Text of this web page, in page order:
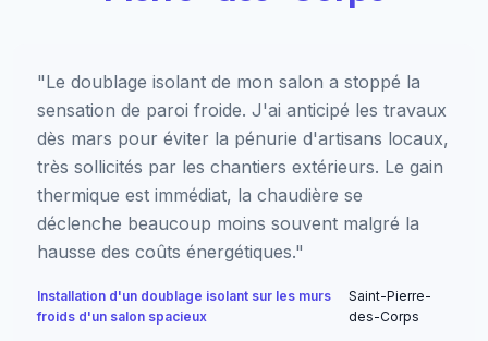
"Le doublage isolant de mon salon a stoppé la
sensation de paroi froide. J'ai anticipé les travaux
dès mars pour éviter la pénurie d'artisans locaux,
très sollicités par les chantiers extérieurs. Le gain
thermique est immédiat, la chaudière se
déclenche beaucoup moins souvent malgré la
hausse des coûts énergétiques."
Installation d'un doublage isolant sur les murs
froids d'un salon spacieux
Saint-Pierre-
des-Corps